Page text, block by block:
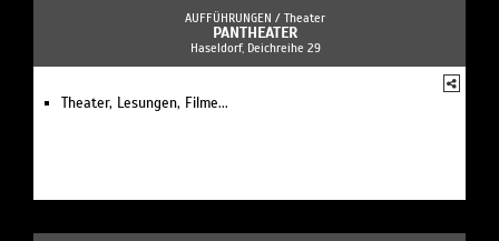
AUFFÜHRUNGEN / Theater
PANTHEATER
Haseldorf, Deichreihe 29
Theater, Lesungen, Filme...